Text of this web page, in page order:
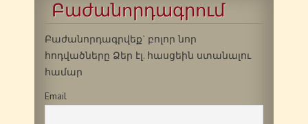
Բաժանորդագրում
Բաժանորդագրվեք` բոլոր նոր
հոդվածները Ձեր էլ. հասցեին ստանալու
համար
Email